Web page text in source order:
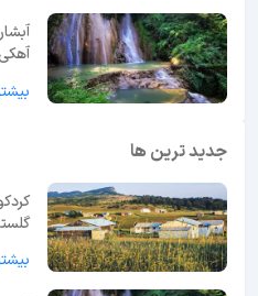
آهکی ۳۲ متری
جدید ترین ها